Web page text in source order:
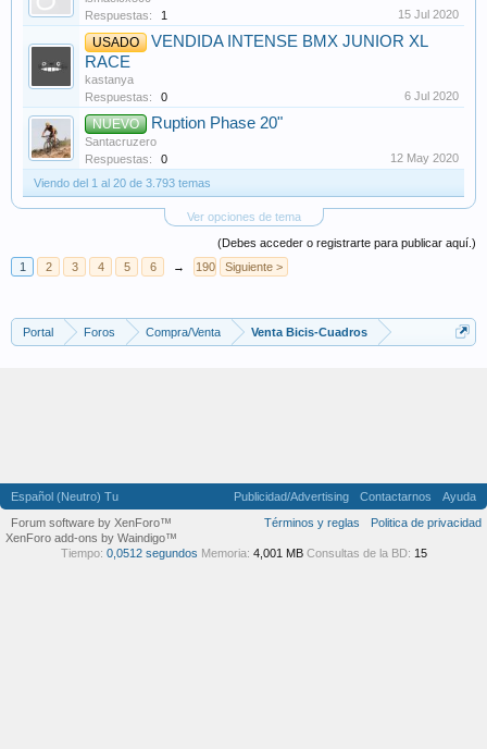
Respuestas:
1 15 Jul 2020
USADO
VENDIDA INTENSE BMX JUNIOR XL
RACE
kastanya
Respuestas:
0 6 Jul 2020
NUEVO Ruption Phase 20"
Santacruzero
Respuestas:
0
12 May 2020
Viendo del 1 al 20 de 3.793 temas
Ver opciones de tema
(Debes acceder o registrarte para publicar aquí.)
1
2 3 4 5 6 → 190 Siguiente >
Portal Foros Compra/Venta Venta Bicis-Cuadros
Español (Neutro) Tu Publicidad/Advertising Contactarnos
Ayuda
Términos y reglas
Politica de privacidad
Forum software by XenForo™
XenForo add-ons by Waindigo™
Tiempo: 0,0512 segundos Memoria: 4,001 MB Consultas de la BD: 15